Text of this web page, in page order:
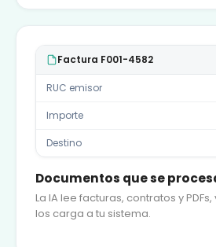
Factura F001-4582
RUC emisor
Importe
Destino
Documentos que se
La IA lee facturas, contratos y
los carga a tu sistema.